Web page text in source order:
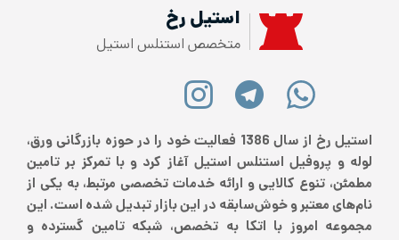
استیل رخ
متخصص استنلس استیل
استیل رخ از سال 1386 فعالیت خود را در حوزه بازرگانی ورق،
لوله و پروفیل استنلس استیل آغاز کرد و با تمرکز بر تامین
مطمئن، تنوع کالایی و ارائه خدمات تخصصی مرتبط، به یکی از
نام‌های معتبر و خوش‌سابقه در این بازار تبدیل شده است. این
مجموعه امروز با اتکا به تخصص، شبکه تامین گسترده و